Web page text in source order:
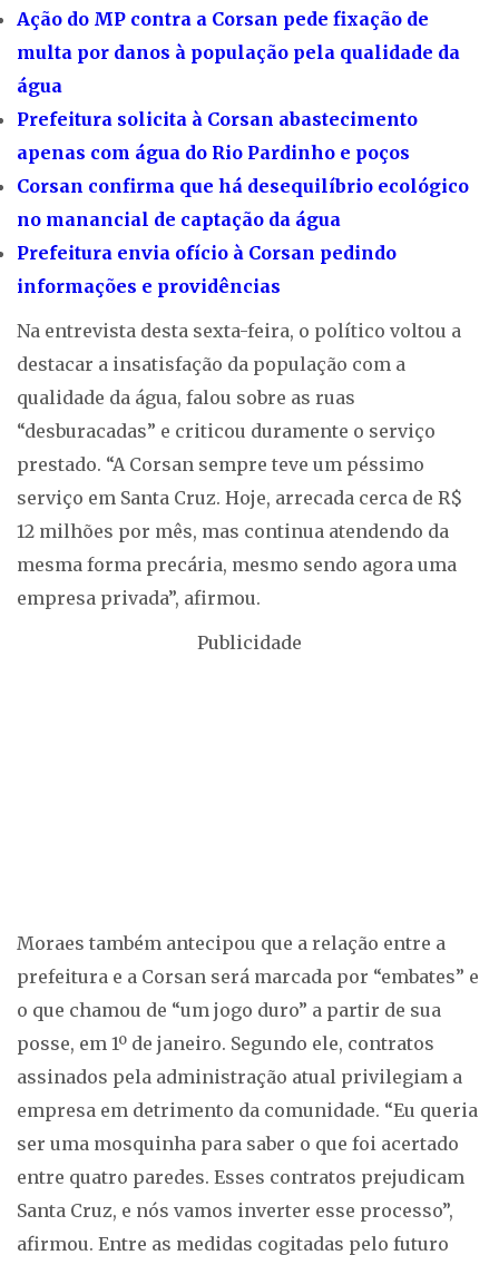
Ação do MP contra a Corsan pede fixação de
multa por danos à população pela qualidade da
água
Prefeitura solicita à Corsan abastecimento
apenas com água do Rio Pardinho e poços
Corsan confirma que há desequilíbrio ecológico
no manancial de captação da água
Prefeitura envia ofício à Corsan pedindo
informações e providências
Na entrevista desta sexta-feira, o político voltou a
destacar a insatisfação da população com a
qualidade da água, falou sobre as ruas
“desburacadas” e criticou duramente o serviço
prestado. “A Corsan sempre teve um péssimo
serviço em Santa Cruz. Hoje, arrecada cerca de R$
12 milhões por mês, mas continua atendendo da
mesma forma precária, mesmo sendo agora uma
empresa privada”, afirmou.
Publicidade
Moraes também antecipou que a relação entre a
prefeitura e a Corsan será marcada por “embates” e
o que chamou de “um jogo duro” a partir de sua
posse, em 1º de janeiro. Segundo ele, contratos
assinados pela administração atual privilegiam a
empresa em detrimento da comunidade. “Eu queria
ser uma mosquinha para saber o que foi acertado
entre quatro paredes. Esses contratos prejudicam
Santa Cruz, e nós vamos inverter esse processo”,
afirmou. Entre as medidas cogitadas pelo futuro